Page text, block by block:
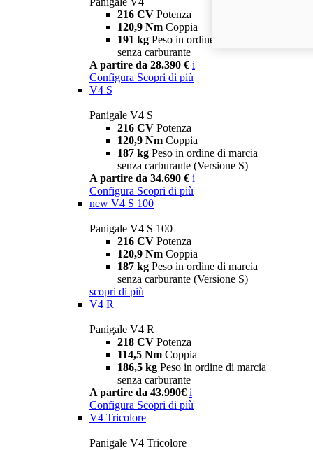
216 CV Potenza
120,9 Nm Coppia
191 kg Peso in ordine di marcia
senza carburante
A partire da 28.390 € i
Configura Scopri di più
V4 S
Panigale V4 S
216 CV Potenza
120,9 Nm Coppia
187 kg Peso in ordine di marcia
senza carburante (Versione S)
A partire da 34.690 € i
Configura Scopri di più
new V4 S 100
Panigale V4 S 100
216 CV Potenza
120,9 Nm Coppia
187 kg Peso in ordine di marcia
senza carburante (Versione S)
scopri di più
V4 R
Panigale V4 R
218 CV Potenza
114,5 Nm Coppia
186,5 kg Peso in ordine di marcia
senza carburante
A partire da 43.990€ i
Configura Scopri di più
V4 Tricolore
Panigale V4 Tricolore